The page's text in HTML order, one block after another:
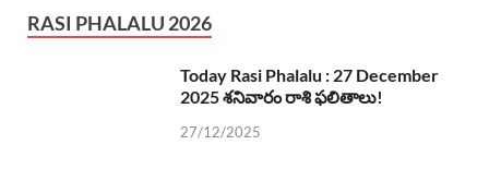
RASI PHALALU 2026
Today Rasi Phalalu : 27 December
2025 శనివారం రాశి ఫలితాలు!
27/12/2025